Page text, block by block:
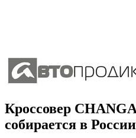
Кроссовер
собирается в России